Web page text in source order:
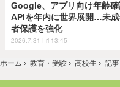
Google、アプリ向け年齢
APIを年内に世界展開…未
者保護を強化
2026.7.31 Fri 13:45
ホーム › 教育・受験 › 高校生 › 記事